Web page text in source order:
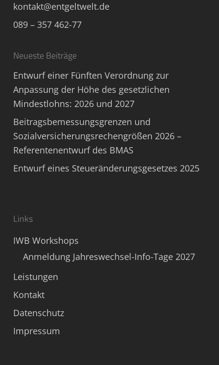
kontakt@entgeltwelt.de
089 – 357 462-77
Neueste Beiträge
Entwurf einer Fünften Verordnung zur
Anpassung der Höhe des gesetzlichen
Mindestlohns: 2026 und 2027
Beitragsbemessungsgrenzen und
Sozialversicherungsrechengrößen 2026 –
Referentenentwurf des BMAS
Entwurf eines Steueränderungsgesetzes 2025
Links
IWB Workshops
Anmeldung Jahreswechsel-Info-Tage 2027
Leistungen
Kontakt
Datenschutz
Impressum